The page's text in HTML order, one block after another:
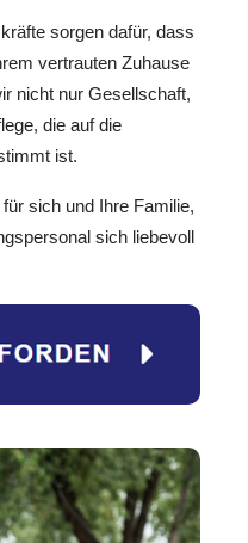
sorgen dafür, dass
vertrauten Zuhause
nicht nur Gesellschaft,
die auf die
ist.
sich und Ihre Familie,
sich liebevoll